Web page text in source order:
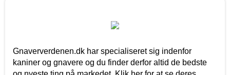
Gnaververdenen.dk har specialiseret sig indenfor
kaniner og gnavere og du finder derfor altid de bedste